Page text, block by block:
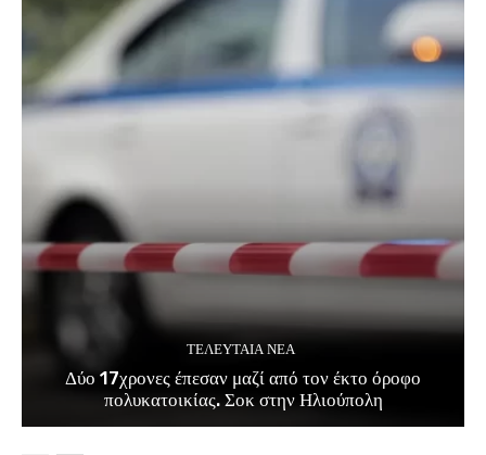
ΤΕΛΕΥΤΑΊΑ ΝΈΑ
Δύο 17χρονες έπεσαν μαζί από τον έκτο όροφο
πολυκατοικίας. Σοκ στην Ηλιούπολη